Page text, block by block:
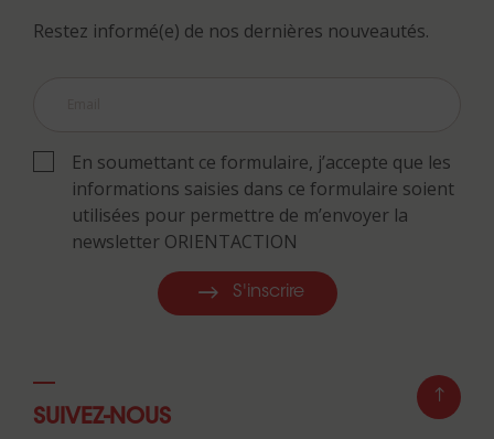
Restez informé(e) de nos dernières nouveautés.
En soumettant ce formulaire, j’accepte que les
informations saisies dans ce formulaire soient
utilisées pour permettre de m’envoyer la
newsletter ORIENTACTION
S'inscrire
SUIVEZ-NOUS